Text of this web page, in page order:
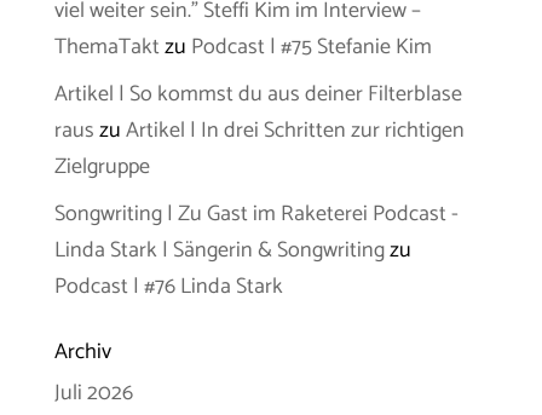
viel weiter sein.” Steffi Kim im Interview –
ThemaTaktzu Podcast | #75 Stefanie Kim
Artikel | So kommst du aus deiner Filterblase
rauszuArtikel | In drei Schritten zur richtigen
Zielgruppe
Songwriting | Zu Gast im Raketerei Podcast -
Linda Stark | Sängerin & Songwritingzu
Podcast | #76 Linda Stark
Archiv
Juli 2026